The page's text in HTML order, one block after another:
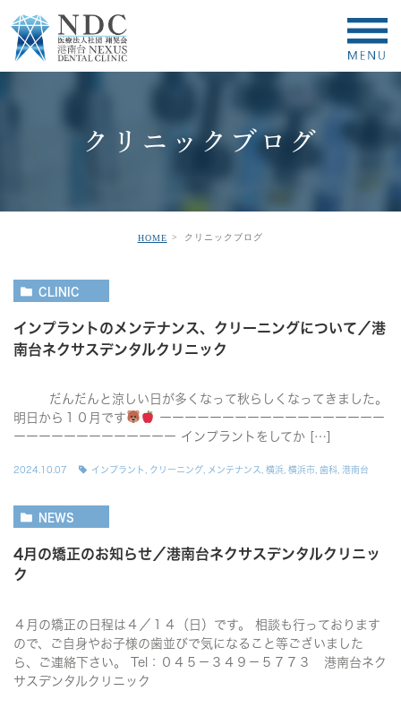
クリニックブログ
HOME クリニックブログ
CLINIC
インプラントのメンテナンス、クリーニングについて／港
南台ネクサスデンタルクリニック
だんだんと涼しい日が多くなって秋らしくなってきました。
明日から１０月です
ーーーーーーーーーーーーーーーーーー
ーーーーーーーーーーーーー インプラントをしてか […]
2024.10.07 インプラント クリーニング メンテナンス 横浜 横浜市 歯科 港南台
NEWS
4月の矯正のお知らせ／港南台ネクサスデンタルクリニッ
ク
４月の矯正の日程は４／１４（日）です。 相談も行っております
ので、ご自身やお子様の歯並びで気になること等ございました
ら、ご連絡下さい。 Tel：０４５－３４９－５７７３ 港南台ネク
サスデンタルクリニック